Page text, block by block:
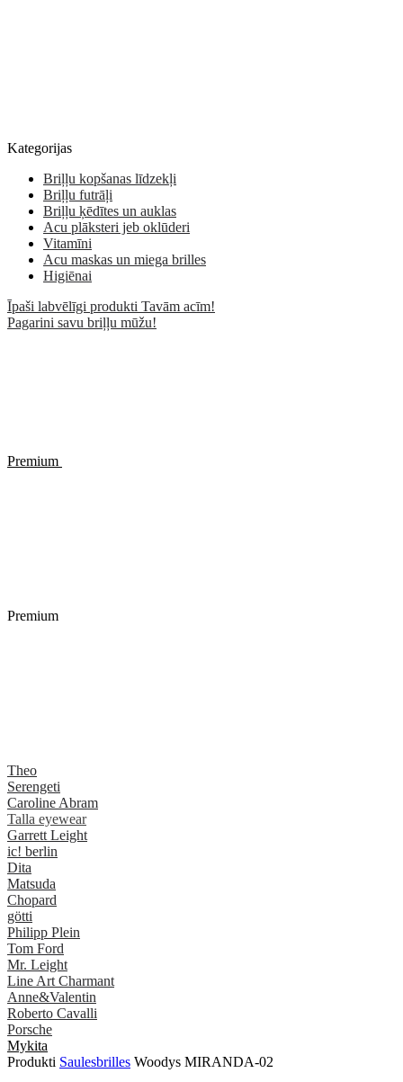
Kategorijas
Briļļu kopšanas līdzekļi
Briļļu futrāļi
Briļļu ķēdītes un auklas
Acu plāksteri jeb oklūderi
Vitamīni
Acu maskas un miega brilles
Higiēnai
Īpaši labvēlīgi produkti Tavām acīm!
Pagarini savu briļļu mūžu!
Premium
Premium
Theo
Serengeti
Caroline Abram
Talla eyewear
Garrett Leight
ic! berlin
Dita
Matsuda
Chopard
götti
Philipp Plein
Tom Ford
Mr. Leight
Line Art Charmant
Anne&Valentin
Roberto Cavalli
Porsche
Mykita
Produkti Saulesbrilles Woodys MIRANDA-02